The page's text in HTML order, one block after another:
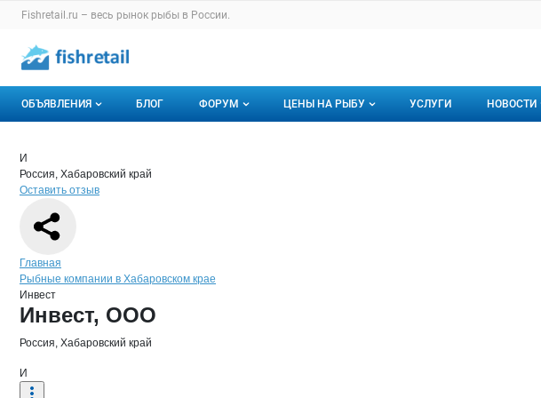
Раздел навигации по сайту fishretail.ru
Fishretail.ru – весь рынок рыбы в России.
Авторизация и меню пользователя
Навигация по разделам сайта fishretail.ru
ОБЪЯВЛЕНИЯ
Горячее предложение
Мои объявления
БЛОГ ФОРУМ ЦЕНЫ НА РЫБУ УСЛУГИ НОВОСТИ
Страница компании
Страница компании
Краткая информация о компании
И
Россия, Хабаровский край
Оставить отзыв
Навигация по сайту
Главная
Рыбные компании в Хабаровском крае
Инвест
Основная информация о компании
Инвест, ООО
Россия, Хабаровский край
И